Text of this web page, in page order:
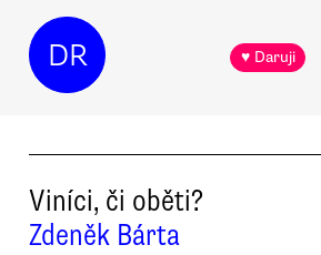
DR ♥ Daruji
Viníci, či oběti?
Zdeněk Bárta